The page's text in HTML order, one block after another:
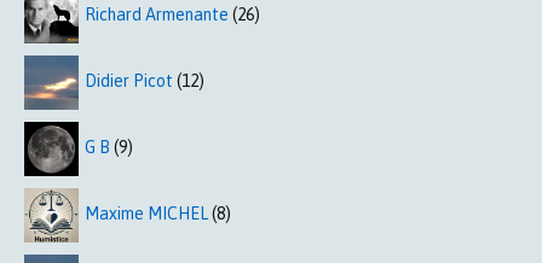
Richard Armenante (26)
Didier Picot (12)
G B (9)
Maxime MICHEL(8)